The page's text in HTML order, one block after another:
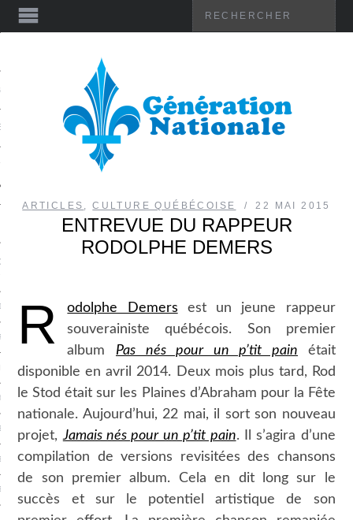
QUE GÉNÉRATION
PRÉSIDENT
CASINO EN LIGNE
SITES NOT ON GAMSTOP
LIGNE
LIGNE
LIGNE BONUS SANS DÉPÔT
ARTICLES ,CULTURE QUÉBÉCOISE 22 MAI 2015
ENTREVUE DU RAPPEUR
RODOLPHE DEMERS
R odolphe Demers est un jeune rappeur
souverainiste québécois. Son premier
album Pas nés pour un p’tit pain
était
disponible en avril 2014. Deux mois plus tard, Rod
le Stod était sur les Plaines d’Abraham pour la Fête
nationale. Aujourd’hui, 22 mai, il sort son nouveau
projet,Jamais nés pour un p’tit pain. Il s’agira d’une
compilation de versions revisitées des chansons
de son premier album. Cela en dit long sur le
succès et sur le potentiel artistique de son